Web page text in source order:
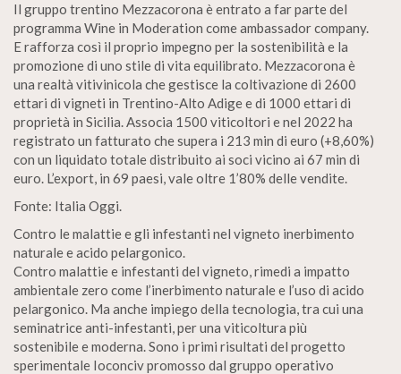
Il gruppo trentino Mezzacorona è entrato a far parte del
programma Wine in Moderation come ambassador company.
E rafforza così il proprio impegno per la sostenibilità e la
promozione di uno stile di vita equilibrato. Mezzacorona è
una realtà vitivinicola che gestisce la coltivazione di 2600
ettari di vigneti in Trentino-Alto Adige e di 1000 ettari di
proprietà in Sicilia. Associa 1500 viticoltori e nel 2022 ha
registrato un fatturato che supera i 213 min di euro (+8,60%)
con un liquidato totale distribuito ai soci vicino ai 67 min di
euro. L’export, in 69 paesi, vale oltre 1’80% delle vendite.
Fonte: Italia Oggi.
Contro le malattie e gli infestanti nel vigneto inerbimento
naturale e acido pelargonico.
Contro malattie e infestanti del vigneto, rimedi a impatto
ambientale zero come l’inerbimento naturale e l’uso di acido
pelargonico. Ma anche impiego della tecnologia, tra cui una
seminatrice anti-infestanti, per una viticoltura più
sostenibile e moderna. Sono i primi risultati del progetto
sperimentale Ioconciv promosso dal gruppo operativo